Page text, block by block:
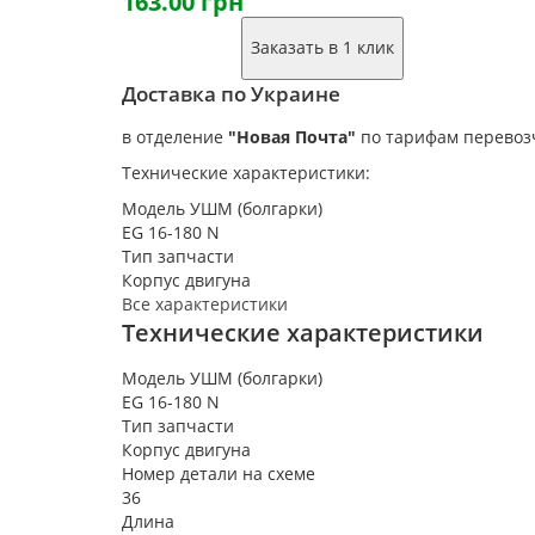
Заказать в 1 клик
Доставка по Украине
в отделение "Новая Почта" по тарифам
Технические характеристики:
Модель УШМ (болгарки)
EG 16-180 N
Тип запчасти
Корпус двигуна
Все характеристики
Технические характеристики
Модель УШМ (болгарки)
EG 16-180 N
Тип запчасти
Корпус двигуна
Номер детали на схеме
36
Длина